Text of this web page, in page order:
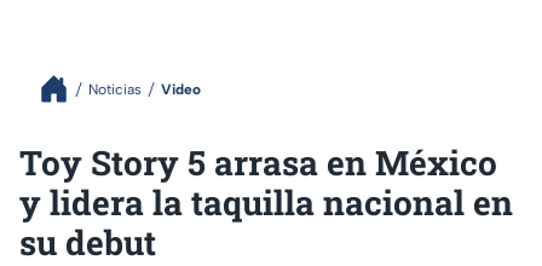
Noticias Video
Toy Story 5 arrasa en México
y lidera la taquilla nacional en
su debut